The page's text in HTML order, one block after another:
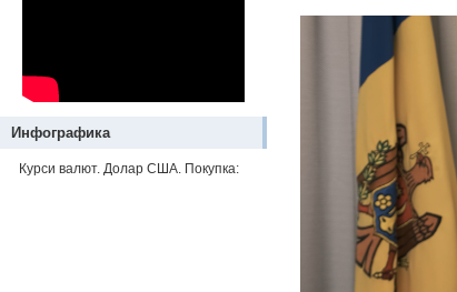
Инфографика
Курси валют. Долар США. Покупка: